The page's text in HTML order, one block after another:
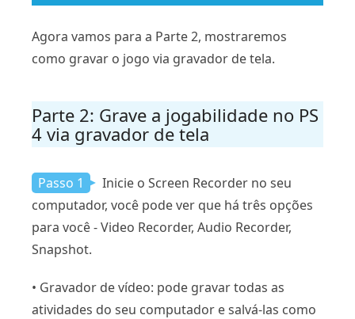
Agora vamos para a Parte 2, mostraremos
como gravar o jogo via gravador de tela.
Parte 2: Grave a jogabilidade no PS
4 via gravador de tela
Passo 1
Inicie o Screen Recorder no seu
computador, você pode ver que há três opções
para você - Video Recorder, Audio Recorder,
Snapshot.
• Gravador de vídeo: pode gravar todas as
atividades do seu computador e salvá-las como